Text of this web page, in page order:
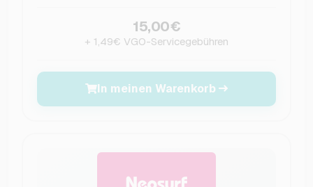
15,00€
+ 1,49€ VGO-Servicegebühren
In meinen Warenkorb